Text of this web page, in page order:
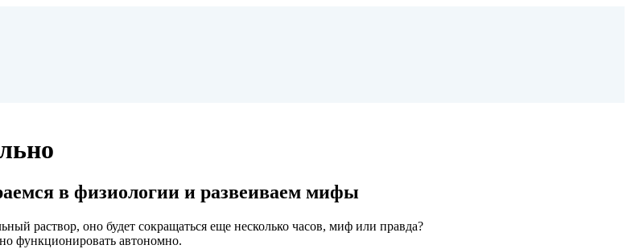
в физиологии и развеиваем мифы
раствор, оно будет сокращаться еще несколько часов, миф или правда?
функционировать автономно.